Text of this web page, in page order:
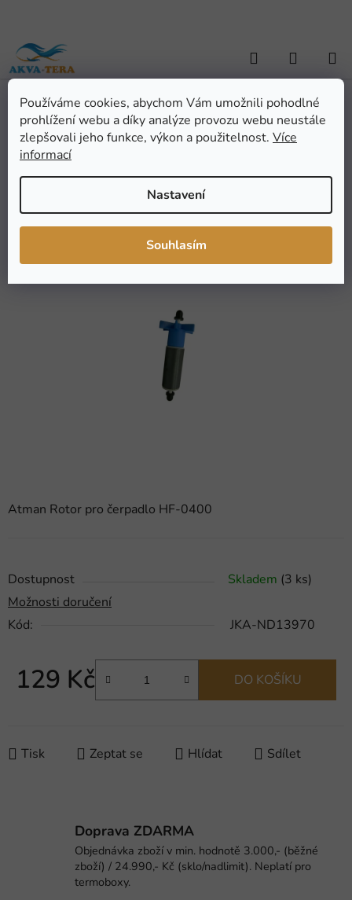
Používáme cookies, abychom Vám umožnili pohodlné
prohlížení webu a díky analýze provozu webu neustále
zlepšovali jeho funkce, výkon a použitelnost. Více
informací
Nastavení
Souhlasím
obsah
Hledat
KOŠÍK
Domů / AKVARISTIKA / Náhradní díly / Rotor pro čerpadlo HF-0400
Atman Rotor pro čerpadlo HF-0400
Dostupnost Skladem (3 ks)
Možnosti doručení
Kód:
JKA-ND13970
129 Kč DO KOŠÍKU
Tisk Zeptat se Hlídat Sdílet
Rotor pro čerpadlo HF-
0400
hodnocení
produktu
Podrobnosti hodnocení
Značka:Atman
Doprava ZDARMA
Objednávka zboží v min. hodnotě 3.000,- (běžné
zboží) / 24.990,- Kč (sklo/nadlimit). Neplatí pro
termoboxy.